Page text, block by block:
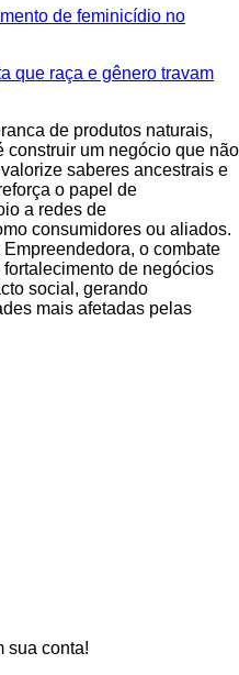
de feminicídio no
que raça e gênero travam
de produtos naturais,
construir um negócio que não
saberes ancestrais e
o papel de
a redes de
consumidores ou aliados.
o combate
de negócios
social, gerando
mais afetadas pelas
sua conta!